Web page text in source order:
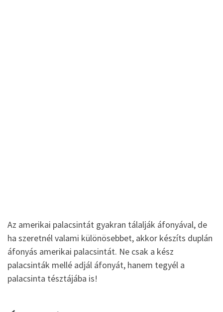
Az amerikai palacsintát gyakran tálalják áfonyával, de
ha szeretnél valami különösebbet, akkor készíts duplán
áfonyás amerikai palacsintát. Ne csak a kész
palacsinták mellé adjál áfonyát, hanem tegyél a
palacsinta tésztájába is!